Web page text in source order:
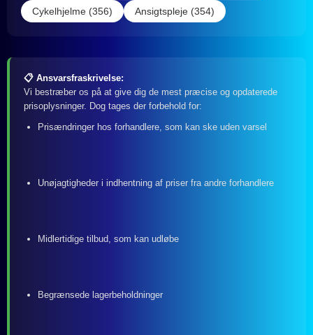
Cykelhjelme (356)
Ansigtspleje (354)
📋 Ansvarsfraskrivelse:
Vi bestræber os på at give dig de mest præcise og opdaterede
prisoplysninger. Dog tages der forbehold for:
Prisændringer hos forhandlere, som kan ske uden varsel
Unøjagtigheder i indhentning af priser fra andre forhandlere
Midlertidige tilbud, som kan udløbe
Begrænsede lagerbeholdninger